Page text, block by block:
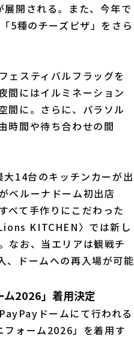
開される。また、今年で
5種のチーズピザ」をさら
ェスティバルフラッグを
間にはイルミネーション
間に。さらに、パラソル
時間や待ち合わせの間
14台のキッチンカーが出
ベルーナドーム初出店
べて手作りにこだわった
KITCHEN〉では新し
なお、当エリアは観戦チ
、ドームへの再入場が可能
2026」着用決定
ドームにて行われる
フォーム2026」を着用す